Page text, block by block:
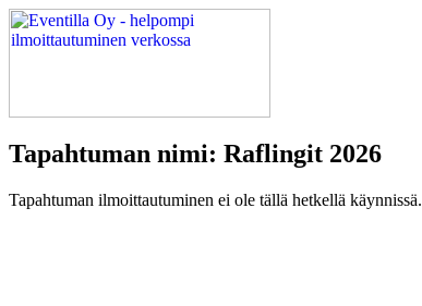
Tapahtuman nimi: Raflingit 2026
Tapahtuman ilmoittautuminen ei ole tällä hetkellä käynnissä.